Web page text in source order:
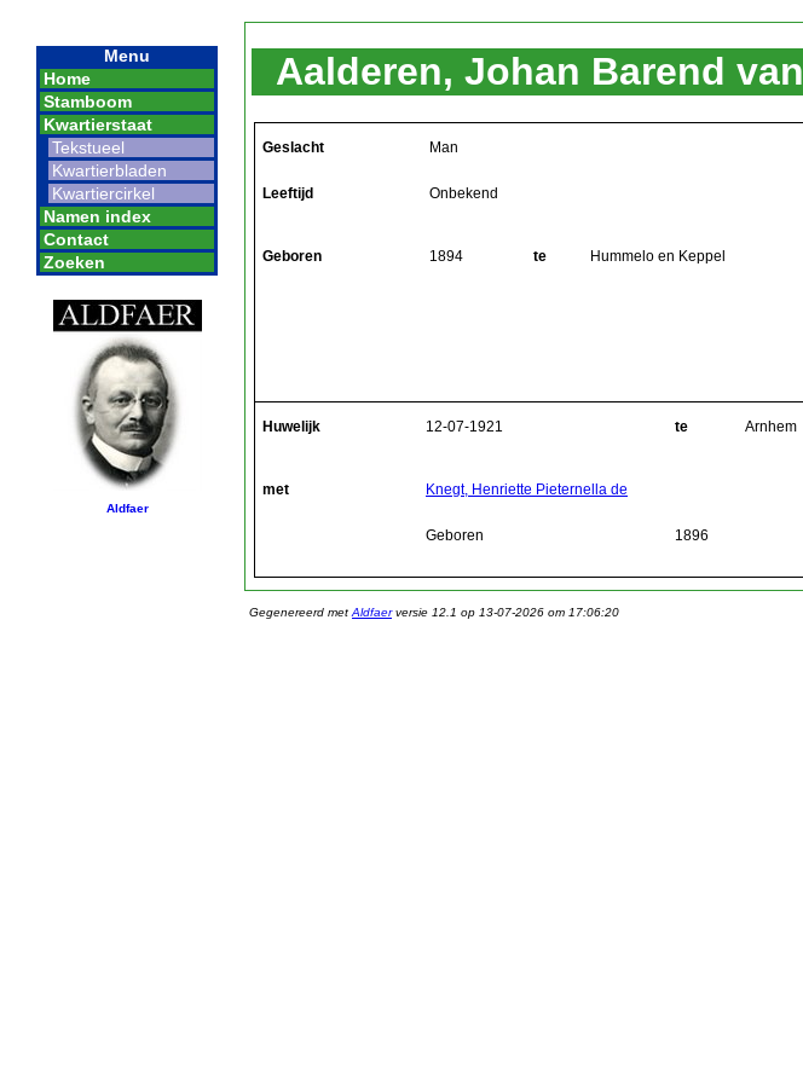
Menu
Home
Stamboom
Kwartierstaat
Tekstueel
Kwartierbladen
Kwartiercirkel
Namen index
Contact
Zoeken
Aldfaer
Aalderen, Johan Barend van
Geslacht Man
Leeftijd Onbekend
Geboren 1894 te Hummelo en Keppel
Huwelijk 12-07-1921 te Arnhem
met Knegt, Henriette Pieternella de
Geboren 1896
Gegenereerd met Aldfaerversie 12.1 op 13-07-2026 om 17:06:20